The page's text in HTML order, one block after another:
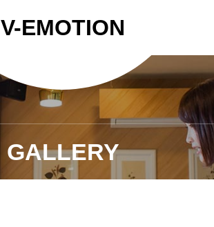
V-EMOTION
GALLERY